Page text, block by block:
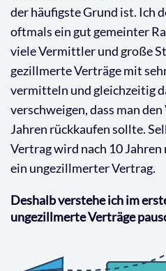
der häufigste Grund ist. Ich
oftmals ein gut gemeinter
viele Vermittler und große
gezillmerte Verträge mit
vermitteln und gleichzeitig
verschweigen, dass man
Jahren rückkaufen sollte.
Vertrag wird nach 10 Jahren
ein ungezillmerter Vertrag.
Deshalb verstehe ich im
ungezillmerte Verträge